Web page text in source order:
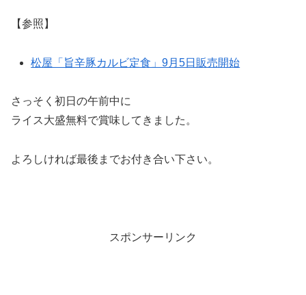
【参照】
松屋「旨辛豚カルビ定食」9月5日販売開始
さっそく初日の午前中に
ライス大盛無料で賞味してきました。
よろしければ最後までお付き合い下さい。
スポンサーリンク